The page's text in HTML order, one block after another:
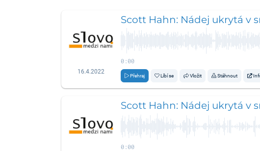
16.4.2022
Scott Hahn: Nádej ukrytá v
0:00
Přehraj Líbí se Vložit Stáhnout
Scott Hahn: Nádej ukrytá v
0:00